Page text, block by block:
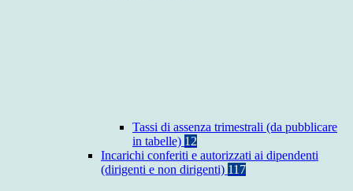
Tassi di assenza trimestrali (da pubblicare
in tabelle) 12
Incarichi conferiti e autorizzati ai dipendenti
(dirigenti e non dirigenti) 117